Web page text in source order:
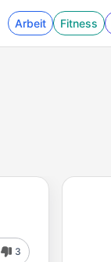
Arbeit Fitness
3